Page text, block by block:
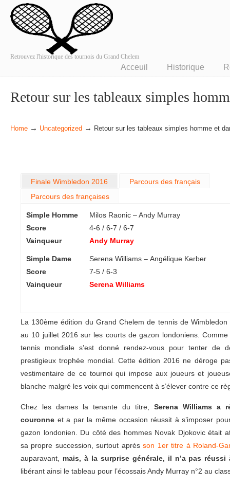
Retrouvez l'historique des tournois du Grand Chelem
Acceuil Historique
Retour sur les tableaux simples
Home → Uncategorized → Retour sur les tableaux simples homme et
Finale Wimbledon 2016
Parcours des français
Parcours des françaises
Simple Homme
Milos Raonic – Andy Murray
Score
4-6 / 6-7 / 6-7
Vainqueur
Andy Murray
Simple Dame
Serena Williams – Angélique Kerber
Score
7-5 / 6-3
Vainqueur
Serena Williams
La 130ème édition du Grand Chelem de tennis de Wimbledon
au 10 juillet 2016 sur les courts de gazon londoniens. Comme
tennis mondiale s’est donné rendez-vous pour tenter de
prestigieux trophée mondial. Cette édition 2016 ne déroge
vestimentaire de ce tournoi qui impose aux joueurs et
blanche malgré les voix qui commencent à s’élever contre ce
Chez les dames la tenante du titre, Serena Williams a
couronne et a par la même occasion réussit à s’imposer
gazon londonien. Du côté des hommes Novak Djokovic était
sa propre succession, surtout aprèsson 1er titre à Roland-
auparavant, mais, à la surprise générale, il n’a pas
libérant ainsi le tableau pour l’écossais Andy Murray n°2 au